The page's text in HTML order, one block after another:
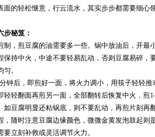
面的轻松惬意，行云流水，其实步步都需要细心
步秘笈：
煎豆腐的油需要多一些。锅中放油后，开最小
持中火，中途不要轻易乱动，否则豆腐易碎，
。
后，即煎好一面，将火力调小，用筷子轻轻推
轻轻翻面再煎另一面，全部翻转后恢复中火，煎
如豆腐明显还粘锅底，则不要乱动，再煎片刻再翻
时注意豆腐边缘颜色，微微金黄发泡鼓起则
立刻补救或灵活调节火力。